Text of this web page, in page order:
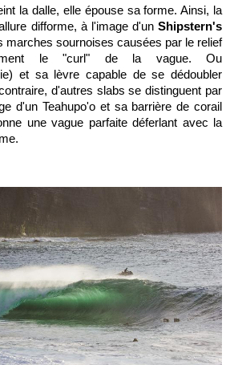
la dalle, elle épouse sa forme. Ainsi, la
difforme, à l'image d'un Shipstern's
marches sournoises causées par le relief
le "curl" de la vague. Ou
et sa lèvre capable de se dédoubler
d'autres slabs se distinguent par
d'un Teahupo'o et sa barrière de corail
une vague parfaite déferlant avec la